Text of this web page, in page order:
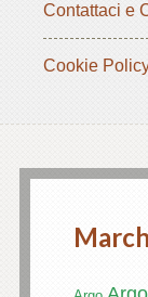
Contattaci e
Cookie